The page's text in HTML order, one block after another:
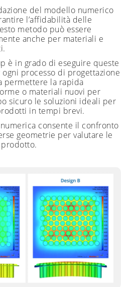
del modello numerico
l’affidabilità delle
metodo può essere
anche per materiali e
è in grado di eseguire queste
processo di progettazione
permettere la rapida
o materiali nuovi per
sicuro le soluzioni ideali per
in tempi brevi.
consente il confronto
geometrie per valutare le